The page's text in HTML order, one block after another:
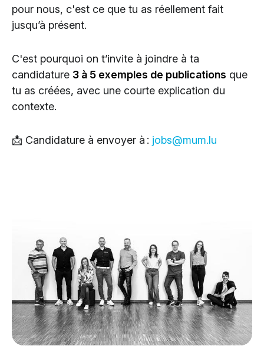
pour nous, c'est ce que tu as réellement fait
jusqu’à présent.
C'est pourquoi on t’invite à joindre à ta
candidature 3 à 5 exemples de publications que
tu as créées, avec une courte explication du
contexte.
📩 Candidature à envoyer à : jobs@mum.lu